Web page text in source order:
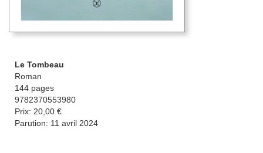
Le Tombeau
Roman
144 pages
9782370553980
Prix: 20,00 €
Parution: 11 avril 2024